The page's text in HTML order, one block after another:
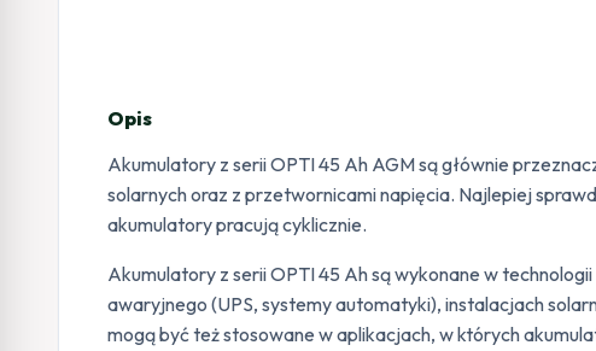
Opis
Akumulatory z serii OPTI 45 Ah AGM są głównie
solarnych oraz z przetwornicami napięcia. Najlepiej
akumulatory pracują cyklicznie.
Akumulatory z serii OPTI 45 Ah są wykonane w
awaryjnego (UPS, systemy automatyki), instalacjach
mogą być też stosowane w aplikacjach, w których